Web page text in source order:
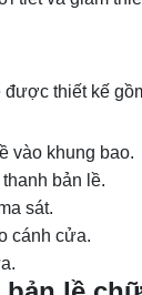
thiết kế
vào khung bao.
bản lề.
sát.
cánh cửa.